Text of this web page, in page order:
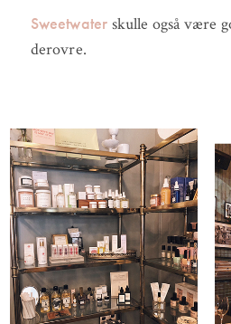
Sweetwater skulle også være
derovre.